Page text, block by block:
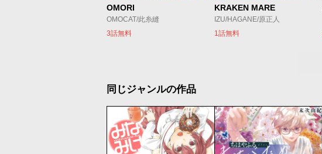
OMORI
OMOCAT/此糸縫
3話無料
KRAKEN MARE
IZU/HAGANE/原正人
1話無料
同じジャンルの作品